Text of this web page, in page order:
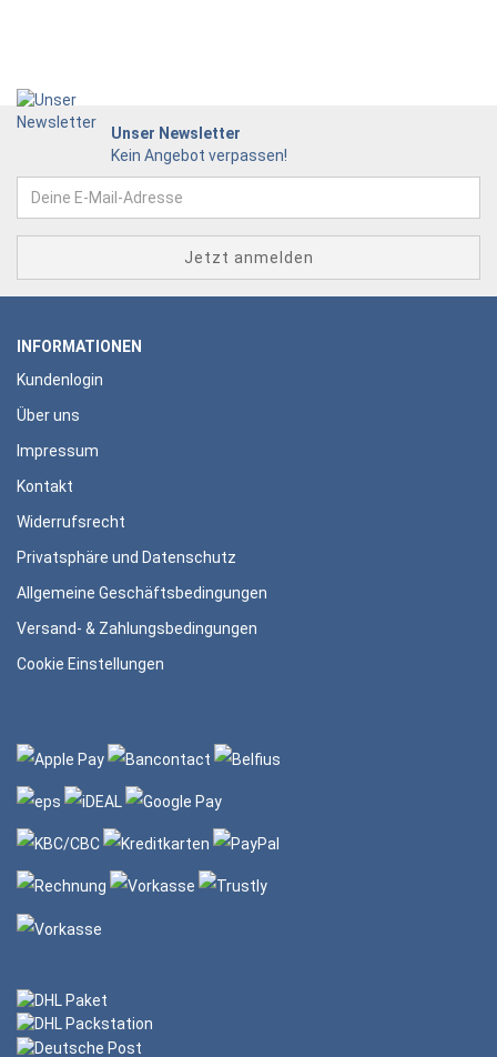
Unser Newsletter
Kein Angebot verpassen!
INFORMATIONEN
Kundenlogin
Über uns
Impressum
Kontakt
Widerrufsrecht
Privatsphäre und Datenschutz
Allgemeine Geschäftsbedingungen
Versand- & Zahlungsbedingungen
Cookie Einstellungen